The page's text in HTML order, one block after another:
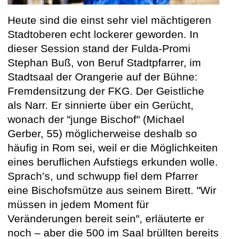
Heute sind die einst sehr viel mächtigeren
Stadtoberen echt lockerer geworden. In
dieser Session stand der Fulda-Promi
Stephan Buß, von Beruf Stadtpfarrer, im
Stadtsaal der Orangerie auf der Bühne:
Fremdensitzung der FKG. Der Geistliche
als Narr. Er sinnierte über ein Gerücht,
wonach der "junge Bischof" (Michael
Gerber, 55) möglicherweise deshalb so
häufig in Rom sei, weil er die Möglichkeiten
eines beruflichen Aufstiegs erkunden wolle.
Sprach’s, und schwupp fiel dem Pfarrer
eine Bischofsmütze aus seinem Birett. "Wir
müssen in jedem Moment für
Veränderungen bereit sein", erläuterte er
noch – aber die 500 im Saal brüllten bereits